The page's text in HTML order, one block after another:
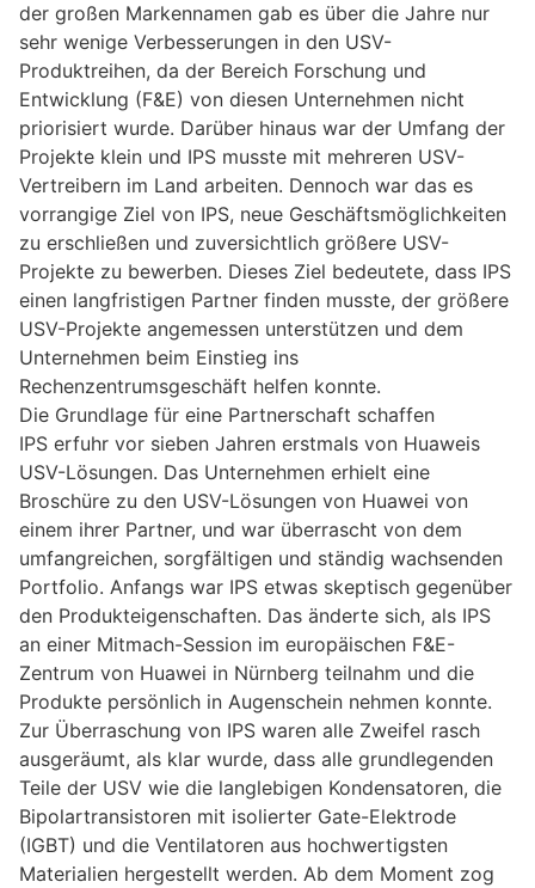
der großen Markennamen gab es über die Jahre nur
sehr wenige Verbesserungen in den USV-
Produktreihen, da der Bereich Forschung und
Entwicklung (F&E) von diesen Unternehmen nicht
priorisiert wurde. Darüber hinaus war der Umfang der
Projekte klein und IPS musste mit mehreren USV-
Vertreibern im Land arbeiten. Dennoch war das es
vorrangige Ziel von IPS, neue Geschäftsmöglichkeiten
zu erschließen und zuversichtlich größere USV-
Projekte zu bewerben. Dieses Ziel bedeutete, dass IPS
einen langfristigen Partner finden musste, der größere
USV-Projekte angemessen unterstützen und dem
Unternehmen beim Einstieg ins
Rechenzentrumsgeschäft helfen konnte.
Die Grundlage für eine Partnerschaft schaffen
IPS erfuhr vor sieben Jahren erstmals von Huaweis
USV-Lösungen. Das Unternehmen erhielt eine
Broschüre zu den USV-Lösungen von Huawei von
einem ihrer Partner, und war überrascht von dem
umfangreichen, sorgfältigen und ständig wachsenden
Portfolio. Anfangs war IPS etwas skeptisch gegenüber
den Produkteigenschaften. Das änderte sich, als IPS
an einer Mitmach-Session im europäischen F&E-
Zentrum von Huawei in Nürnberg teilnahm und die
Produkte persönlich in Augenschein nehmen konnte.
Zur Überraschung von IPS waren alle Zweifel rasch
ausgeräumt, als klar wurde, dass alle grundlegenden
Teile der USV wie die langlebigen Kondensatoren, die
Bipolartransistoren mit isolierter Gate-Elektrode
(IGBT) und die Ventilatoren aus hochwertigsten
Materialien hergestellt werden. Ab dem Moment zog